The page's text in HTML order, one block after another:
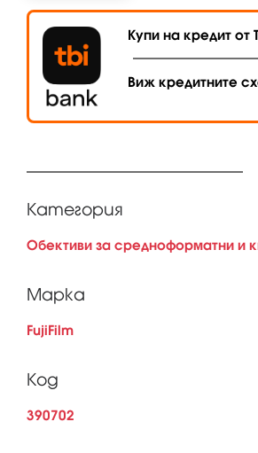
Купи на кредит от
Виж кредитните
Категория
Обективи за средноформатни и
Марка
FujiFilm
Код
390702